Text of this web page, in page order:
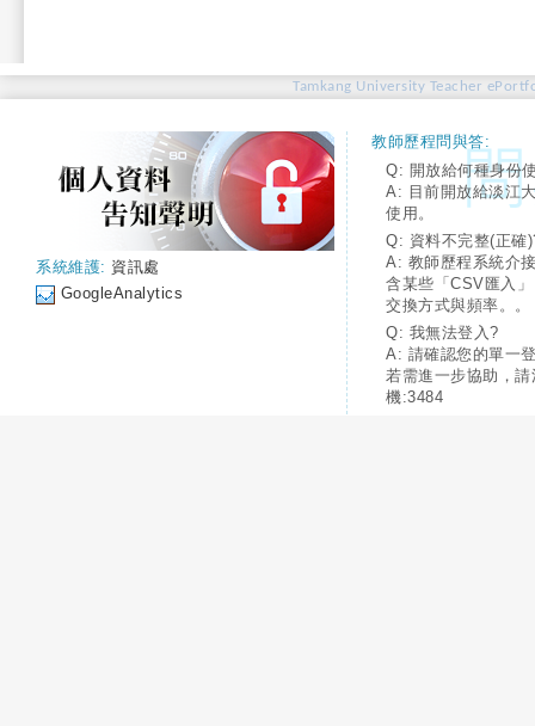
Tamkang University Teacher
系統維護: 資訊處
GoogleAnalytics
教師歷程問與答:
Q: 開放給何種身份
A: 目前開放給淡江
使用。
Q: 資料不完整(正確
A: 教師歷程系統介
含某些「CSV匯入
交換方式與頻率。。
Q: 我無法登入?
A: 請確認您的單一
若需進一步協助，
機:3484